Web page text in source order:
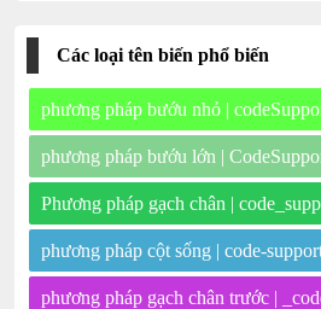
Các loại tên biến phổ biến
phương pháp bướu nhỏ |
phương pháp bướu lớn |
Phương pháp gạch chân |
phương pháp cột sống | code-
phương pháp gạch chân trước |